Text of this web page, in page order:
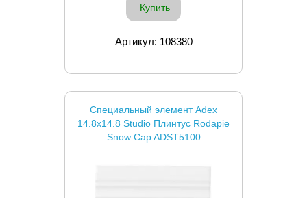
Купить
Артикул: 108380
Специальный элемент Adex
14.8x14.8 Studio Плинтус Rodapie
Snow Cap ADST5100